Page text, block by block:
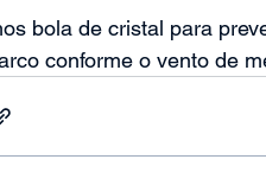
bola de cristal para
conforme o vento de